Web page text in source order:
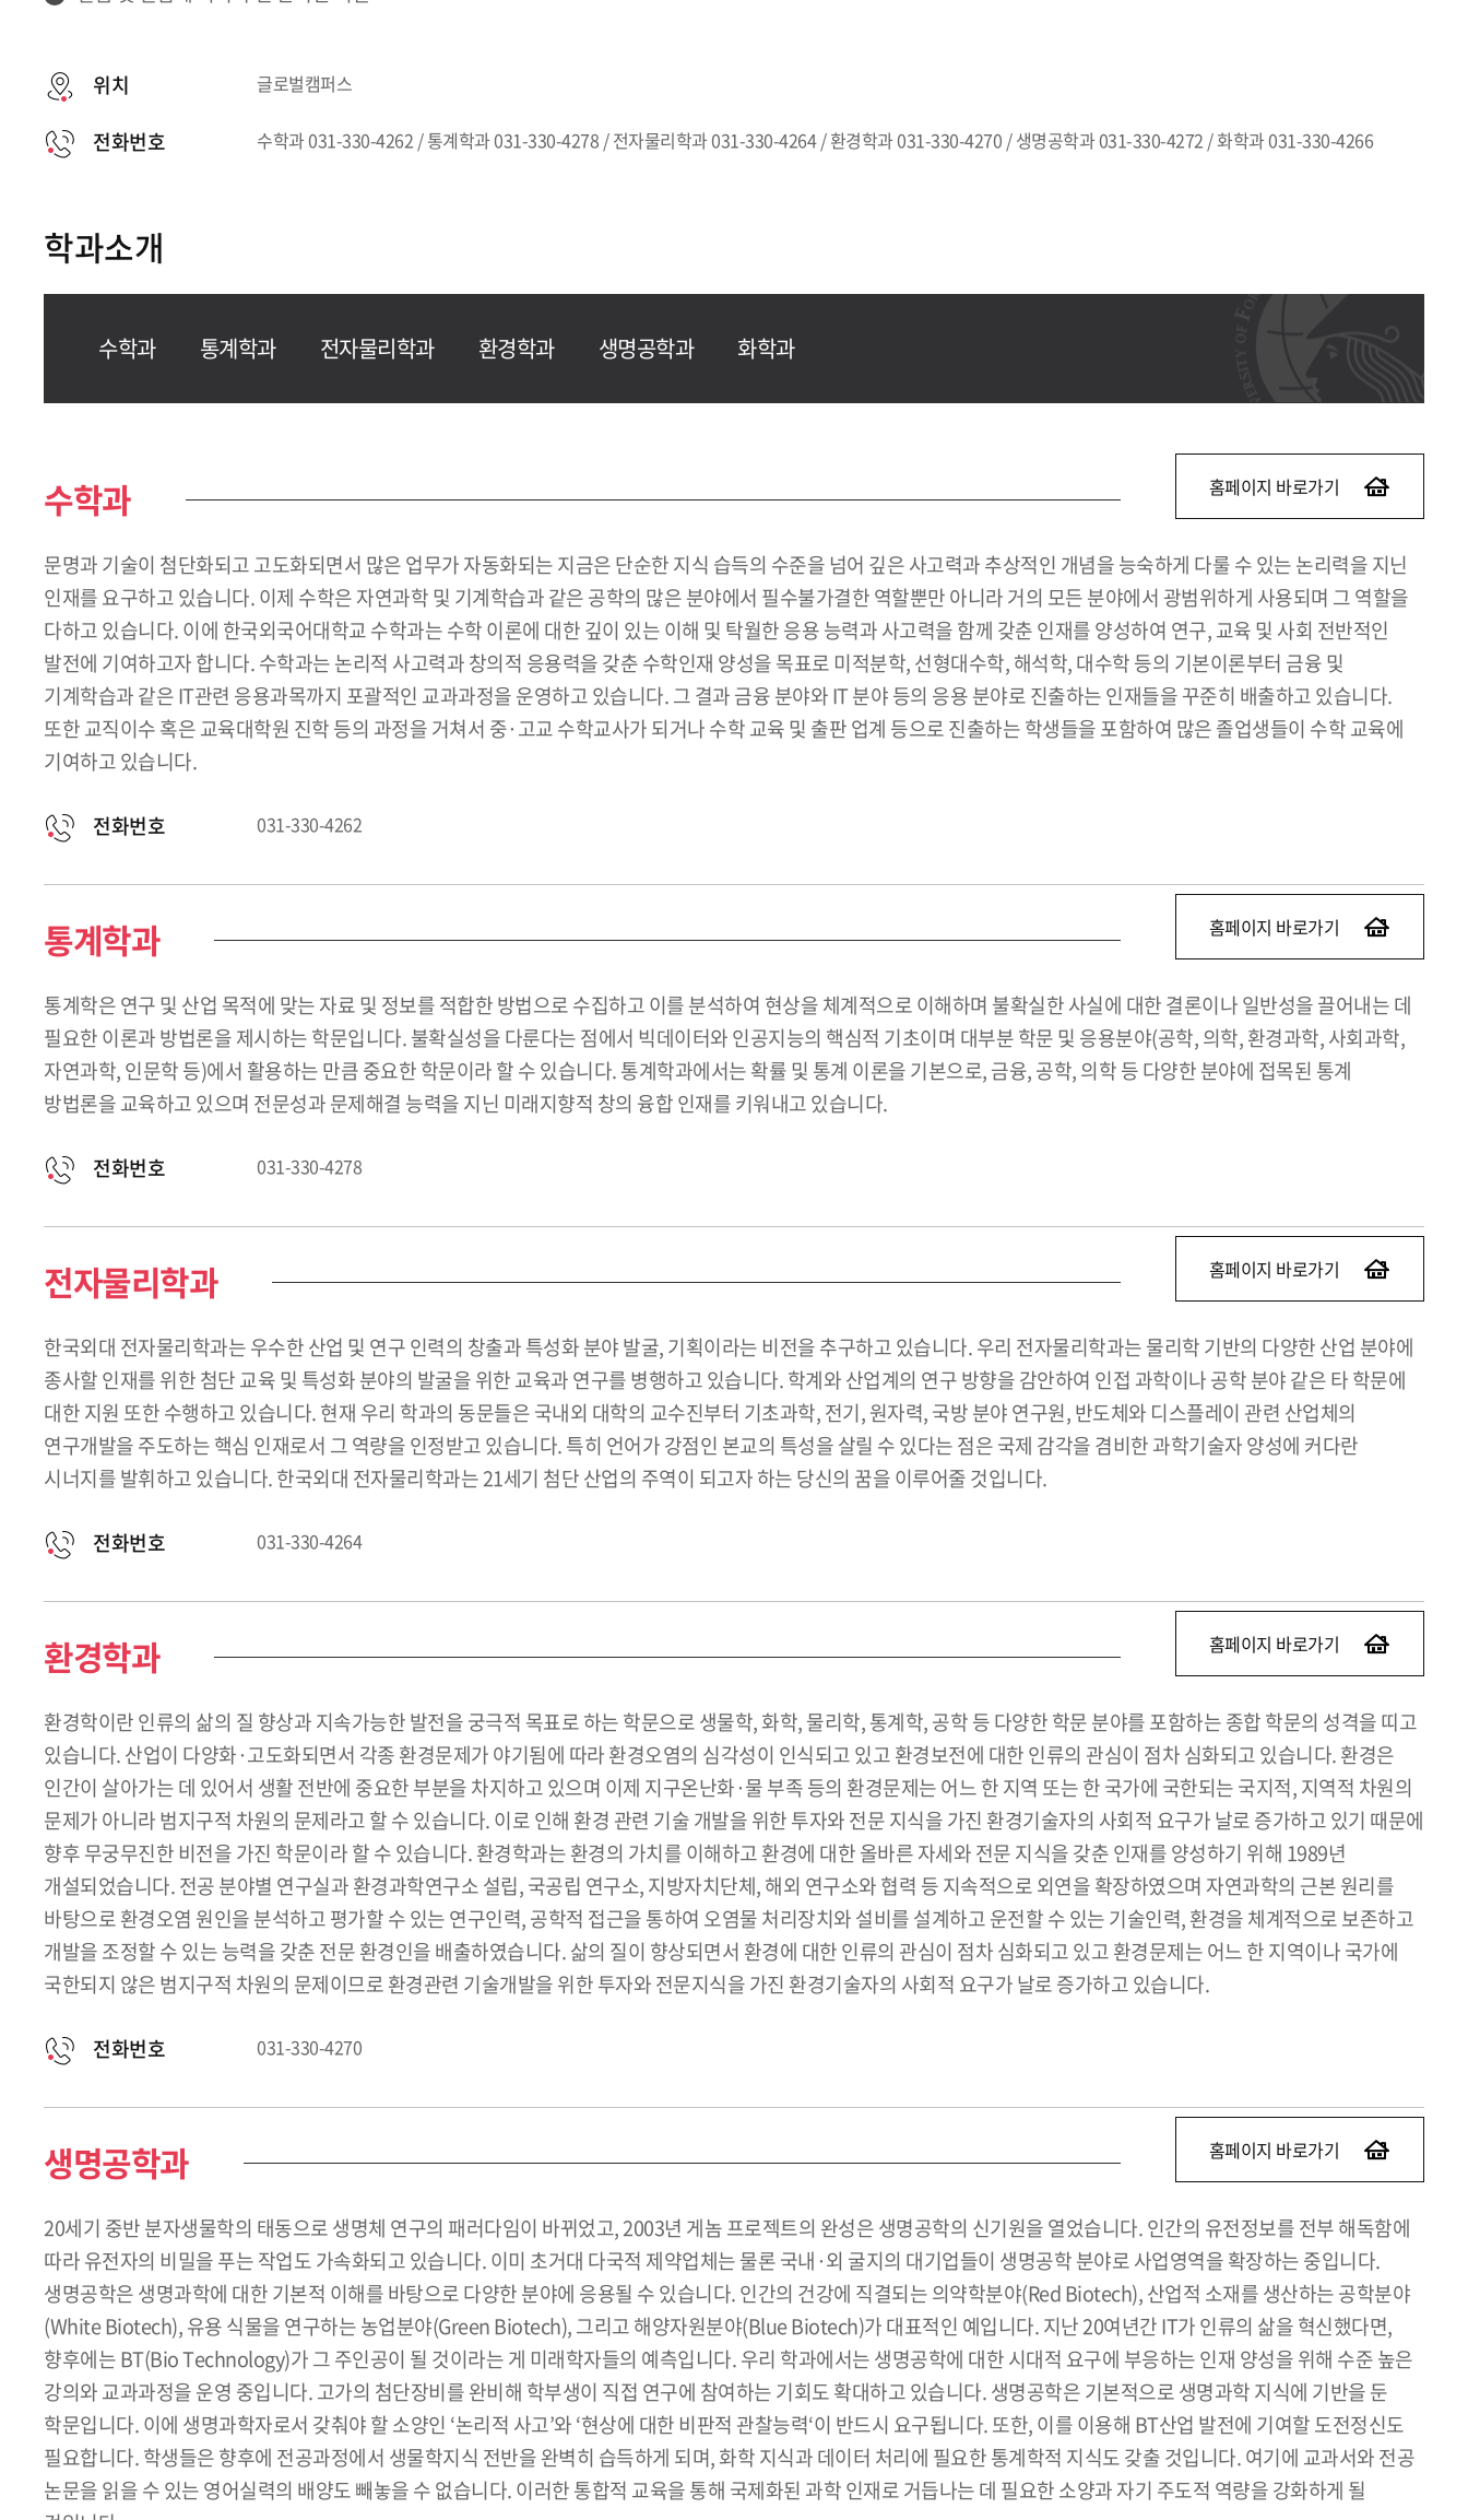
위치 글로벌캠퍼스
전화번호 수학과 031-330-4262 / 통계학과 031-330-4278 / 전자물리학과 031-330-4264 / 환경학과 031-330-4270 / 생명공학과 031-330-4272 / 화학과 031-330-4266
학과소개
수학과 통계학과 전자물리학과 환경학과 생명공학과 화학과
수학과 홈페이지 바로가기
문명과 기술이 첨단화되고 고도화되면서 많은 업무가 자동화되는 지금은 단순한 지식 습득의 수준을 넘어 깊은 사고력과 추상적인 개념을 능숙하게 다룰 수 있는 논리력을 지닌
인재를 요구하고 있습니다. 이제 수학은 자연과학 및 기계학습과 같은 공학의 많은 분야에서 필수불가결한 역할뿐만 아니라 거의 모든 분야에서 광범위하게 사용되며 그 역할을
다하고 있습니다. 이에 한국외국어대학교 수학과는 수학 이론에 대한 깊이 있는 이해 및 탁월한 응용 능력과 사고력을 함께 갖춘 인재를 양성하여 연구, 교육 및 사회 전반적인
발전에 기여하고자 합니다. 수학과는 논리적 사고력과 창의적 응용력을 갖춘 수학인재 양성을 목표로 미적분학, 선형대수학, 해석학, 대수학 등의 기본이론부터 금융 및
기계학습과 같은 IT관련 응용과목까지 포괄적인 교과과정을 운영하고 있습니다. 그 결과 금융 분야와 IT 분야 등의 응용 분야로 진출하는 인재들을 꾸준히 배출하고 있습니다.
또한 교직이수 혹은 교육대학원 진학 등의 과정을 거쳐서 중·고교 수학교사가 되거나 수학 교육 및 출판 업계 등으로 진출하는 학생들을 포함하여 많은 졸업생들이 수학 교육에
기여하고 있습니다.
전화번호 031-330-4262
통계학과 홈페이지 바로가기
통계학은 연구 및 산업 목적에 맞는 자료 및 정보를 적합한 방법으로 수집하고 이를 분석하여 현상을 체계적으로 이해하며 불확실한 사실에 대한 결론이나 일반성을 끌어내는 데
필요한 이론과 방법론을 제시하는 학문입니다. 불확실성을 다룬다는 점에서 빅데이터와 인공지능의 핵심적 기초이며 대부분 학문 및 응용분야(공학, 의학, 환경과학, 사회과학,
자연과학, 인문학 등)에서 활용하는 만큼 중요한 학문이라 할 수 있습니다. 통계학과에서는 확률 및 통계 이론을 기본으로, 금융, 공학, 의학 등 다양한 분야에 접목된 통계
방법론을 교육하고 있으며 전문성과 문제해결 능력을 지닌 미래지향적 창의 융합 인재를 키워내고 있습니다.
전화번호 031-330-4278
전자물리학과 홈페이지 바로가기
한국외대 전자물리학과는 우수한 산업 및 연구 인력의 창출과 특성화 분야 발굴, 기획이라는 비전을 추구하고 있습니다. 우리 전자물리학과는 물리학 기반의 다양한 산업 분야에
종사할 인재를 위한 첨단 교육 및 특성화 분야의 발굴을 위한 교육과 연구를 병행하고 있습니다. 학계와 산업계의 연구 방향을 감안하여 인접 과학이나 공학 분야 같은 타 학문에
대한 지원 또한 수행하고 있습니다. 현재 우리 학과의 동문들은 국내외 대학의 교수진부터 기초과학, 전기, 원자력, 국방 분야 연구원, 반도체와 디스플레이 관련 산업체의
연구개발을 주도하는 핵심 인재로서 그 역량을 인정받고 있습니다. 특히 언어가 강점인 본교의 특성을 살릴 수 있다는 점은 국제 감각을 겸비한 과학기술자 양성에 커다란
시너지를 발휘하고 있습니다. 한국외대 전자물리학과는 21세기 첨단 산업의 주역이 되고자 하는 당신의 꿈을 이루어줄 것입니다.
전화번호 031-330-4264
환경학과 홈페이지 바로가기
환경학이란 인류의 삶의 질 향상과 지속가능한 발전을 궁극적 목표로 하는 학문으로 생물학, 화학, 물리학, 통계학, 공학 등 다양한 학문 분야를 포함하는 종합 학문의 성격을 띠고
있습니다. 산업이 다양화·고도화되면서 각종 환경문제가 야기됨에 따라 환경오염의 심각성이 인식되고 있고 환경보전에 대한 인류의 관심이 점차 심화되고 있습니다. 환경은
인간이 살아가는 데 있어서 생활 전반에 중요한 부분을 차지하고 있으며 이제 지구온난화·물 부족 등의 환경문제는 어느 한 지역 또는 한 국가에 국한되는 국지적, 지역적 차원의
문제가 아니라 범지구적 차원의 문제라고 할 수 있습니다. 이로 인해 환경 관련 기술 개발을 위한 투자와 전문 지식을 가진 환경기술자의 사회적 요구가 날로 증가하고 있기 때문에
향후 무궁무진한 비전을 가진 학문이라 할 수 있습니다. 환경학과는 환경의 가치를 이해하고 환경에 대한 올바른 자세와 전문 지식을 갖춘 인재를 양성하기 위해 1989년
개설되었습니다. 전공 분야별 연구실과 환경과학연구소 설립, 국공립 연구소, 지방자치단체, 해외 연구소와 협력 등 지속적으로 외연을 확장하였으며 자연과학의 근본 원리를
바탕으로 환경오염 원인을 분석하고 평가할 수 있는 연구인력, 공학적 접근을 통하여 오염물 처리장치와 설비를 설계하고 운전할 수 있는 기술인력, 환경을 체계적으로 보존하고
개발을 조정할 수 있는 능력을 갖춘 전문 환경인을 배출하였습니다. 삶의 질이 향상되면서 환경에 대한 인류의 관심이 점차 심화되고 있고 환경문제는 어느 한 지역이나 국가에
국한되지 않은 범지구적 차원의 문제이므로 환경관련 기술개발을 위한 투자와 전문지식을 가진 환경기술자의 사회적 요구가 날로 증가하고 있습니다.
전화번호 031-330-4270
생명공학과 홈페이지 바로가기
20세기 중반 분자생물학의 태동으로 생명체 연구의 패러다임이 바뀌었고, 2003년 게놈 프로젝트의 완성은 생명공학의 신기원을 열었습니다. 인간의 유전정보를 전부 해독함에
따라 유전자의 비밀을 푸는 작업도 가속화되고 있습니다. 이미 초거대 다국적 제약업체는 물론 국내·외 굴지의 대기업들이 생명공학 분야로 사업영역을 확장하는 중입니다.
생명공학은 생명과학에 대한 기본적 이해를 바탕으로 다양한 분야에 응용될 수 있습니다. 인간의 건강에 직결되는 의약학분야(Red Biotech), 산업적 소재를 생산하는 공학분야
(White Biotech), 유용 식물을 연구하는 농업분야(Green Biotech), 그리고 해양자원분야(Blue Biotech)가 대표적인 예입니다. 지난 20여년간 IT가 인류의 삶을 혁신했다면,
향후에는 BT(Bio Technology)가 그 주인공이 될 것이라는 게 미래학자들의 예측입니다. 우리 학과에서는 생명공학에 대한 시대적 요구에 부응하는 인재 양성을 위해 수준 높은
강의와 교과과정을 운영 중입니다. 고가의 첨단장비를 완비해 학부생이 직접 연구에 참여하는 기회도 확대하고 있습니다. 생명공학은 기본적으로 생명과학 지식에 기반을 둔
학문입니다. 이에 생명과학자로서 갖춰야 할 소양인 ‘논리적 사고’와 ‘현상에 대한 비판적 관찰능력‘이 반드시 요구됩니다. 또한, 이를 이용해 BT산업 발전에 기여할 도전정신도
필요합니다. 학생들은 향후에 전공과정에서 생물학지식 전반을 완벽히 습득하게 되며, 화학 지식과 데이터 처리에 필요한 통계학적 지식도 갖출 것입니다. 여기에 교과서와 전공
논문을 읽을 수 있는 영어실력의 배양도 빼놓을 수 없습니다. 이러한 통합적 교육을 통해 국제화된 과학 인재로 거듭나는 데 필요한 소양과 자기 주도적 역량을 강화하게 될